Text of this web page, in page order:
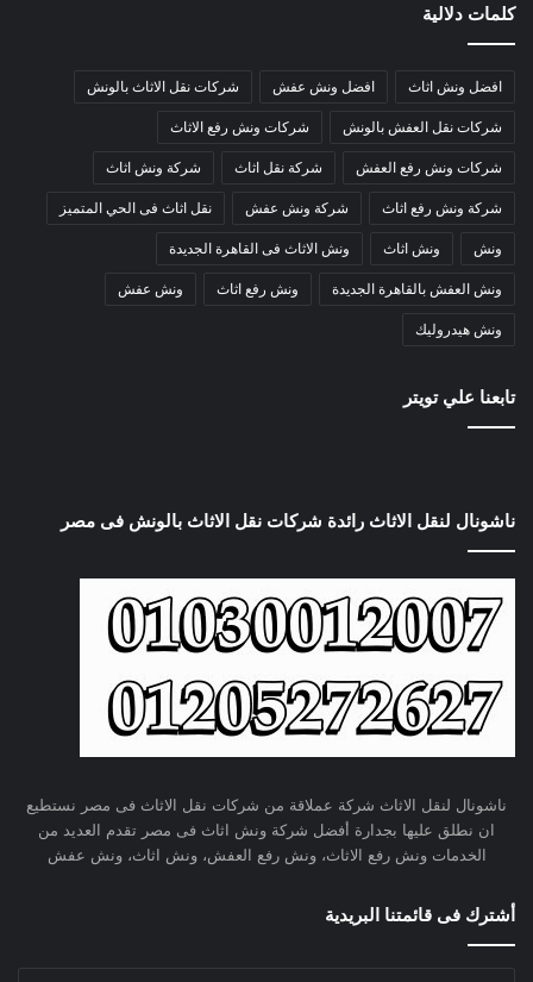
كلمات دلالية
افضل ونش اثاث افضل ونش عفش شركات نقل الاثاث بالونش
شركات نقل العفش بالونش شركات ونش رفع الاثاث
شركات ونش رفع العفش شركة نقل اثاث شركة ونش اثاث
شركة ونش رفع اثاث شركة ونش عفش نقل اثاث فى الحي المتميز
ونش ونش اثاث ونش الاثاث فى القاهرة الجديدة
ونش العفش بالقاهرة الجديدة ونش رفع اثاث ونش عفش
ونش هيدروليك
تابعنا علي تويتر
ناشونال لنقل الاثاث رائدة شركات نقل الاثاث بالونش فى مصر
ناشونال لنقل الاثاث شركة عملاقة من شركات نقل الاثاث فى مصر نستطيع
ان نطلق عليها بجدارة أفضل شركة ونش اثاث فى مصر تقدم العديد من
الخدمات ونش رفع الاثاث، ونش رفع العفش، ونش اثاث، ونش عفش
أشترك فى قائمتنا البريدية